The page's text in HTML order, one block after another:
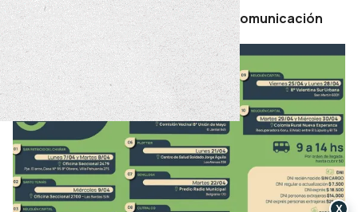
Por Secretaría de Prensa y Comunicación
X